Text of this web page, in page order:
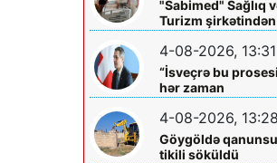
söz sərrafı idi...
"Sabimed" Sağlıq
Turizm şirkətindən
növbəti xeyirxah
addım – Türkiyədə
müalicə alan
körpəyə hərtərəfli
dəstək
4-08-2026, 13:31
“İsveçrə bu prosesi
hər zaman
dəstəkləməyə
hazırdır”
4-08-2026, 13:28
Göygöldə
tikili söküldü